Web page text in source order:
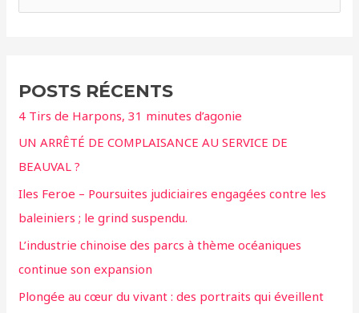
liberté
r
c
h
e
r
:
POSTS RÉCENTS
4 Tirs de Harpons, 31 minutes d’agonie
UN ARRÊTÉ DE COMPLAISANCE AU SERVICE DE
BEAUVAL ?
Iles Feroe – Poursuites judiciaires engagées contre les
baleiniers ; le grind suspendu.
L’industrie chinoise des parcs à thème océaniques
continue son expansion
Plongée au cœur du vivant : des portraits qui éveillent